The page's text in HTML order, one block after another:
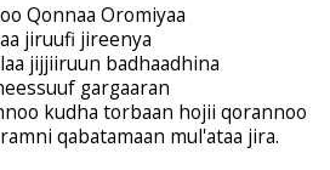
Qonnaa Oromiyaa
jiruufi jireenya
jijjiiruun badhaadhina
gargaaran
kudha torbaan hojii qorannoo
qabatamaan mul'ataa jira.